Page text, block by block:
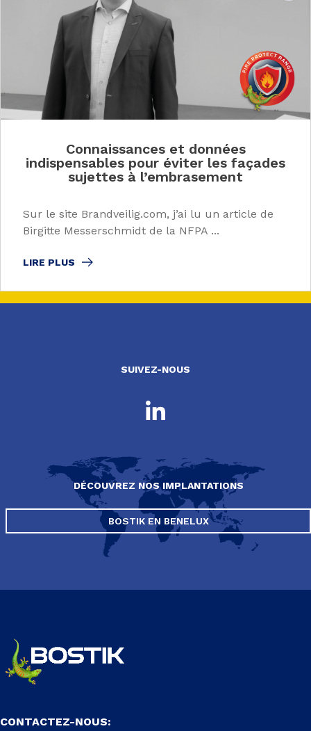
Connaissances et données
indispensables pour éviter les façades
sujettes à l’embrasement
Sur le site Brandveilig.com, j’ai lu un article de
Birgitte Messerschmidt de la NFPA ...
LIRE PLUS
SUIVEZ-NOUS
DÉCOUVREZ NOS IMPLANTATIONS
BOSTIK EN BENELUX
CONTACTEZ-NOUS: